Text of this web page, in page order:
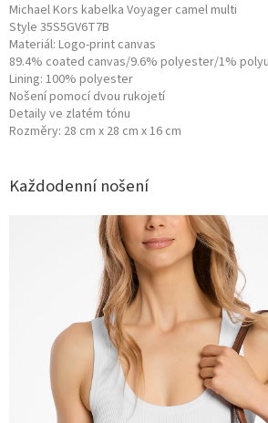
Michael Kors kabelka Voyager camel multi
Style 35S5GV6T7B
Materiál: Logo-print canvas
89.4% coated canvas/9.6% polyester/1%
Lining: 100% polyester
Nošení pomocí dvou rukojetí
Detaily ve zlatém tónu
Rozměry: 28 cm x 28 cm x 16 cm
Každodenní nošení